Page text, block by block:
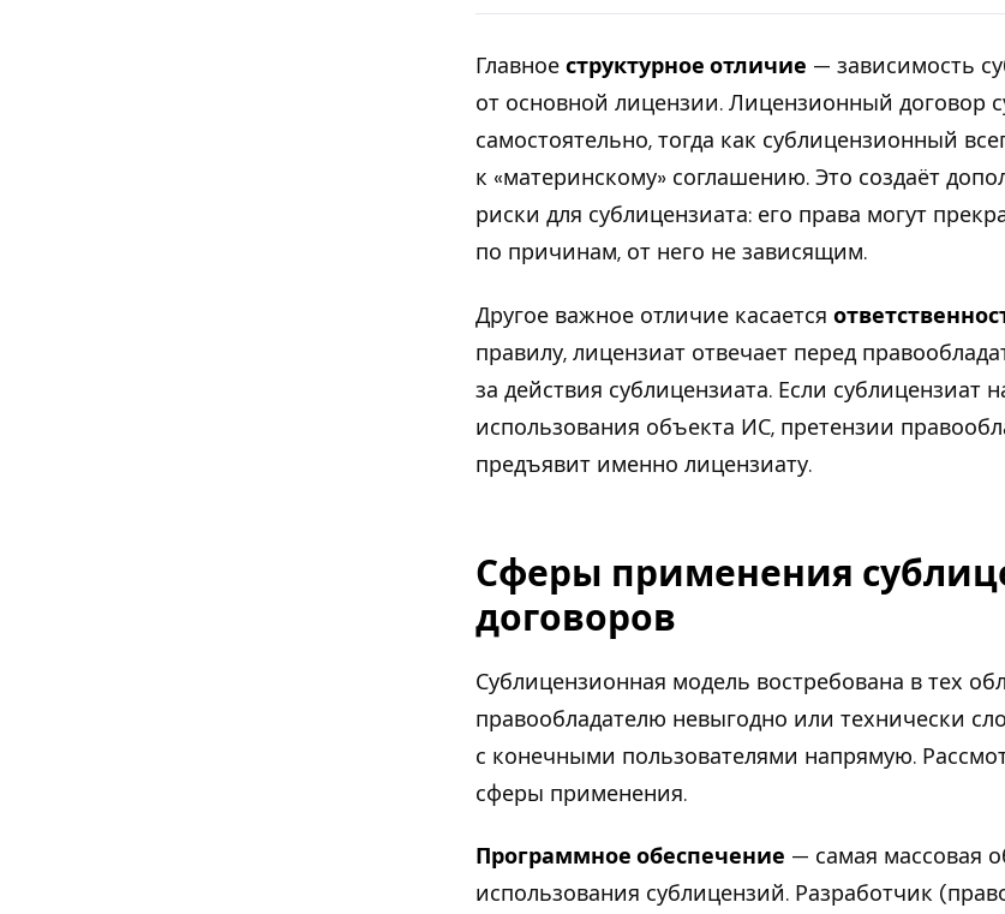
Главное структурное отличие — зависимость
от основной лицензии. Лицензионный договор
самостоятельно, тогда как сублицензионный
к «материнскому» соглашению. Это создаёт
риски для сублицензиата: его права могут
по причинам, от него не зависящим.
Другое важное отличие касается
правилу, лицензиат отвечает перед
за действия сублицензиата. Если сублицензиат
использования объекта ИС, претензии
предъявит именно лицензиату.
Сферы применения
договоров
Сублицензионная модель востребована в тех
правообладателю невыгодно или технически
с конечными пользователями напрямую.
сферы применения.
Программное обеспечение — самая массовая
использования сублицензий. Разработчик